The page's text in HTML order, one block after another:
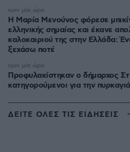
Η Μαρία Μενούνος φόρεσε
ελληνικής σημαίας και έκανε
καλοκαιριού της στην Ελλάδα:
ξεχάσω ποτέ
πριν μία ώρα
Προφυλακίστηκαν ο δήμαρχος
κατηγορούμενοι για την
πριν μία ώρα
ΔΕΙΤΕ ΟΛΕΣ ΤΙΣ ΕΙΔΗΣΕΙΣ